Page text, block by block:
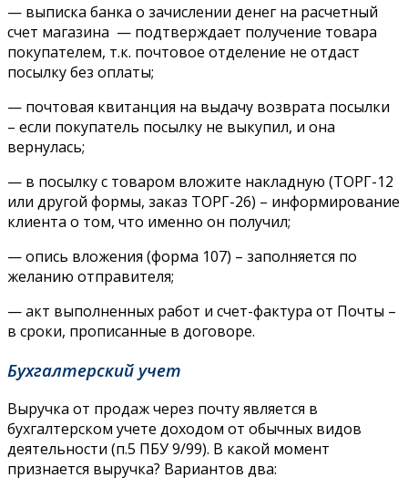
— выписка банка о зачислении денег на расчетный
счет магазина — подтверждает получение товара
покупателем, т.к. почтовое отделение не отдаст
посылку без оплаты;
— почтовая квитанция на выдачу возврата посылки
– если покупатель посылку не выкупил, и она
вернулась;
— в посылку с товаром вложите накладную (ТОРГ-12
или другой формы, заказ ТОРГ-26) – информирование
клиента о том, что именно он получил;
— опись вложения (форма 107) – заполняется по
желанию отправителя;
— акт выполненных работ и счет-фактура от Почты –
в сроки, прописанные в договоре.
Бухгалтерский учет
Выручка от продаж через почту является в
бухгалтерском учете доходом от обычных видов
деятельности (п.5 ПБУ 9/99). В какой момент
признается выручка? Вариантов два: